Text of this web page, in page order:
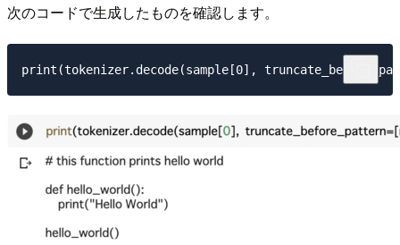
次のコードで生成したものを確認します。